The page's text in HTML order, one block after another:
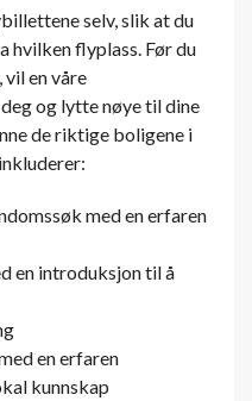
selv, slik at du
hvilken flyplass. Før du
vil en våre
og lytte nøye til dine
de riktige boligene i
med en erfaren
en introduksjon til å
en erfaren
kunnskap